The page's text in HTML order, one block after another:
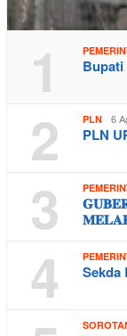
1
2 PLN 6
PLN
3
4 Sekda